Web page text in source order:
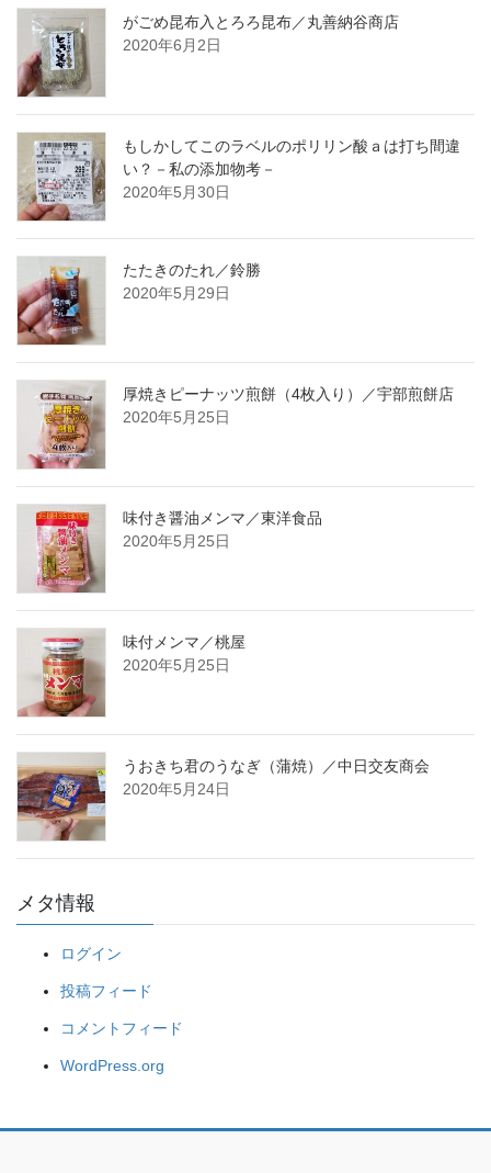
がごめ昆布入とろろ昆布／丸善納谷商店
2020年6月2日
もしかしてこのラベルのポリリン酸ａは打ち間違
い？－私の添加物考－
2020年5月30日
たたきのたれ／鈴勝
2020年5月29日
厚焼きピーナッツ煎餅（4枚入り）／宇部煎餅店
2020年5月25日
味付き醤油メンマ／東洋食品
2020年5月25日
味付メンマ／桃屋
2020年5月25日
うおきち君のうなぎ（蒲焼）／中日交友商会
2020年5月24日
メタ情報
ログイン
投稿フィード
コメントフィード
WordPress.org